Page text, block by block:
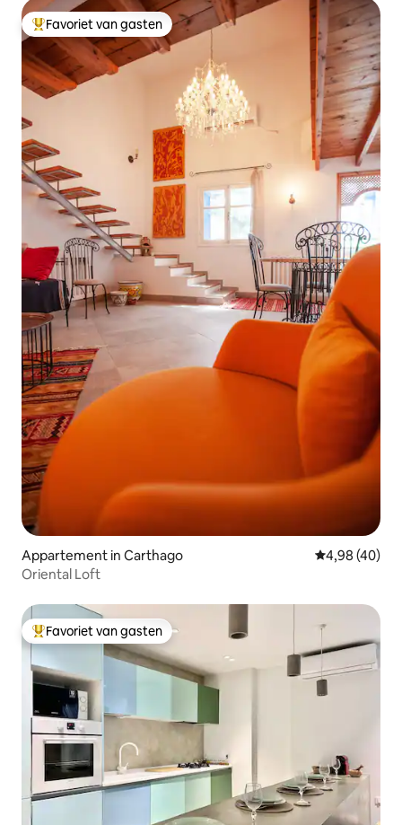
Topfavoriet van gasten
Favoriet van gasten
Appartement in Carthago Gemiddelde
4,98 (40)
Oriental Loft
Topfavoriet van gasten
Favoriet van gasten